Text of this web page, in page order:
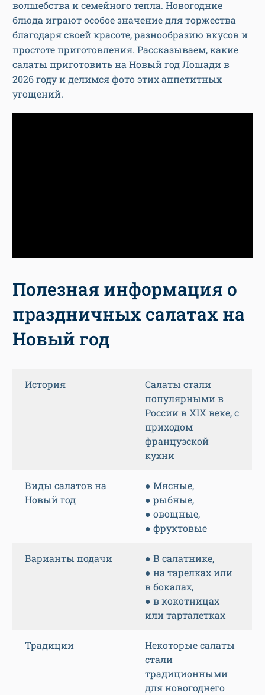
волшебства и семейного тепла. Новогодние
блюда играют особое значение для торжества
благодаря своей красоте, разнообразию вкусов и
простоте приготовления. Рассказываем, какие
салаты приготовить на Новый год Лошади в
2026 году и делимся фото этих аппетитных
угощений.
Полезная информация о
праздничных салатах на
Новый год
История
Салаты стали
популярными в
России в XIX веке, с
приходом
французской
кухни
Виды салатов на
Новый год
● Мясные,
● рыбные,
● овощные,
● фруктовые
Варианты подачи
● В салатнике,
● на тарелках или
в бокалах,
● в кокотницах
или тарталетках
Традиции
Некоторые салаты
стали
традиционными
для новогоднего